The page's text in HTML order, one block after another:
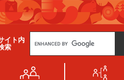
イト内
索
g
e
カ